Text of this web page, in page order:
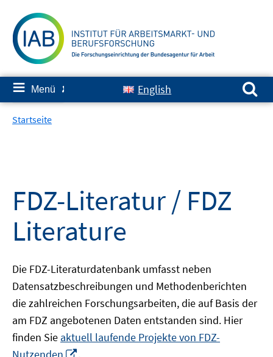
zum
Inhalt
≡ Menü ✘ English
Suchen nach:
Startseite
FDZ-Literatur / FDZ
Literature
Die FDZ-Literaturdatenbank umfasst neben
Datensatzbeschreibungen und Methodenberichten
die zahlreichen Forschungsarbeiten, die auf Basis der
am FDZ angebotenen Daten entstanden sind. Hier
finden Sie aktuell laufende Projekte von FDZ-